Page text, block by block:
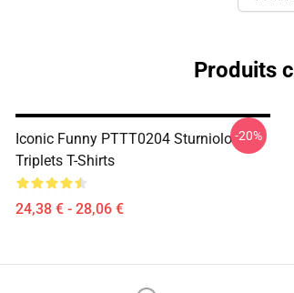
Produits
Iconic Funny PTTT0204 Sturniolo
Triplets T-Shirts
24,38 € - 28,06 €
-20%